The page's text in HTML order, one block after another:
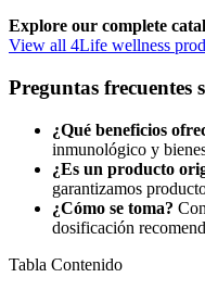
Explore our complete
View all 4Life wellness
Preguntas frecuentes
¿Qué beneficios
inmunológico y
¿Es un producto
garantizamos
¿Cómo se toma?
dosificación
Tabla Contenido